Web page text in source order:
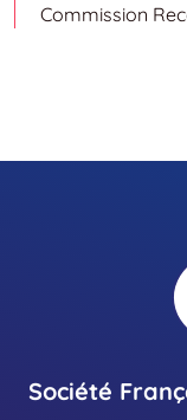
Commission
Société